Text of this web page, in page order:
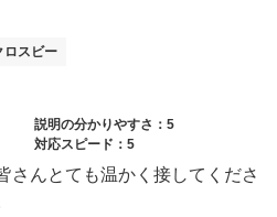
ロスビー
説明の分かりやすさ：5
対応スピード：5
さんとても温かく接してくださ